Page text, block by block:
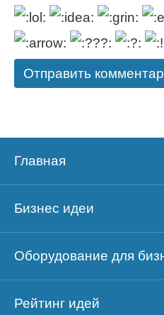
Главная
Бизнес идеи
Оборудование для
Рейтинг идей